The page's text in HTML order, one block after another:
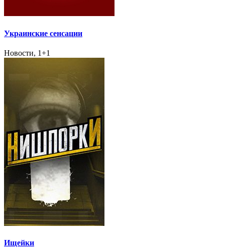
Украинские сенсации
Новости, 1+1
Ищейки